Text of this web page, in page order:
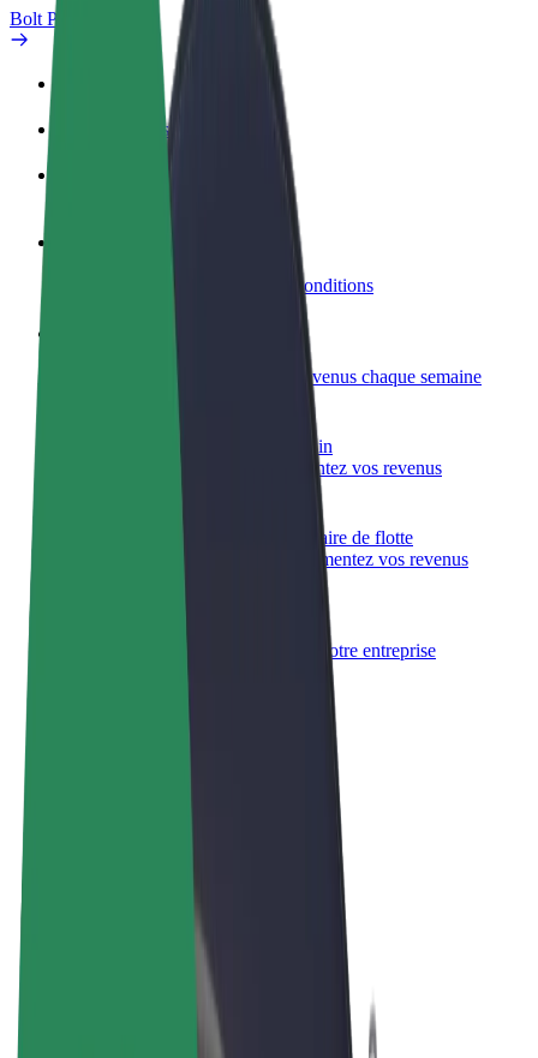
Bolt Plus
Comment s'inscrire
Générez des revenus selon vos conditions
Livrez des repas et générez des revenus chaque semaine
Ajouter un restaurant ou un magasin
Atteignez plus de clients et augmentez vos revenus
Inscrivez-vous en tant que propriétaire de flotte
Ajoutez votre flotte sur Bolt et augmentez vos revenus
Produits et services Bolt adaptés à votre entreprise